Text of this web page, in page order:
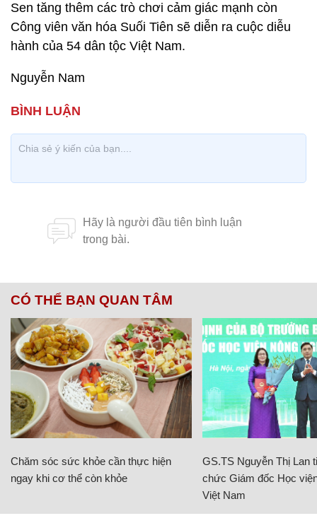
Sen tăng thêm các trò chơi cảm giác mạnh còn
Công viên văn hóa Suối Tiên sẽ diễn ra cuộc diễu
hành của 54 dân tộc Việt Nam.
Nguyễn Nam
CÓ THỂ BẠN QUAN TÂM
Chăm sóc sức khỏe cần thực hiện
ngay khi cơ thể còn khỏe
GS.TS Nguyễn Thị Lan
chức Giám đốc Học
Việt Nam